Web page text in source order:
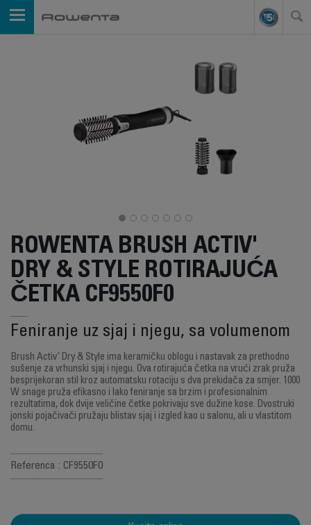
ROWENTA BRUSH ACTIV'
DRY & STYLE ROTIRAJUĆA
ČETKA CF9550F0
Feniranje uz sjaj i njegu, sa volumenom
Brush Activ' Dry & Style ima keramičku oblogu i nastavak za prethodno
sušenje za vrhunski sjaj i njegu. Ova rotirajuća četka na vrući zrak pruža
besprijekoran stil kroz automatsku rotaciju s dva prekidača za smjer. 1000
W snage pruža efikasno i lako feniranje sa brzim i profesionalnim
rezultatima, dok dvije veličine četke pokrivaju sve dužine kose. Dvostruki
jonski pojačivači pružaju blistav sjaj i izgled kao u salonu, ali u vlastitom
domu.
Referenca : CF9550F0